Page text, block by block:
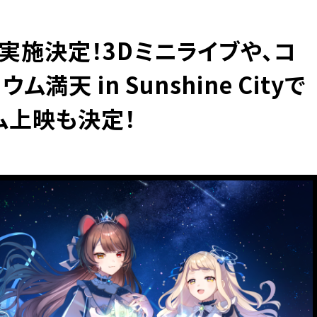
決定！3Dミニライブや、コ
ウム満天 in Sunshine Cityで
映も決定！